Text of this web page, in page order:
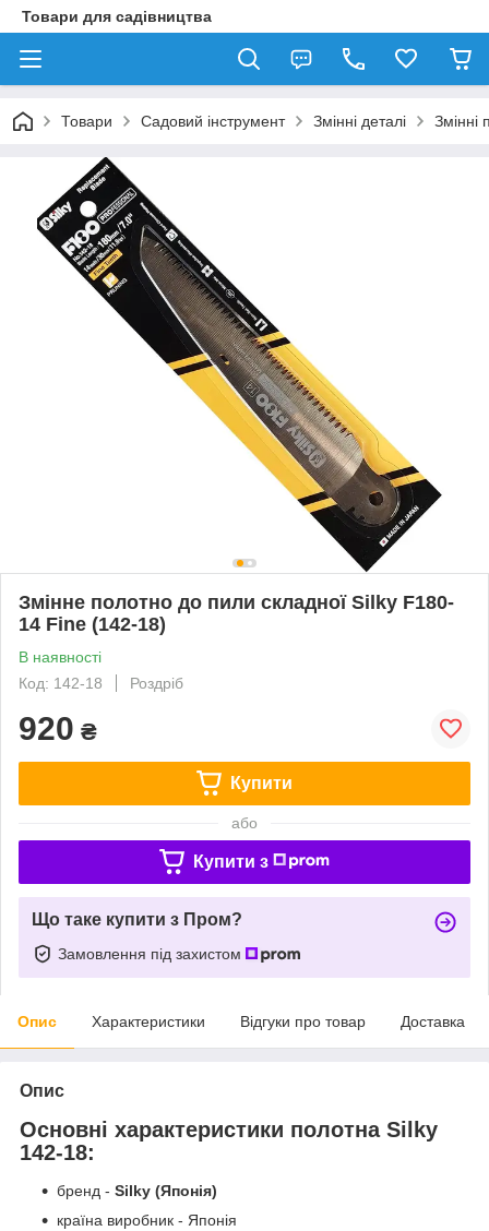
Товари для садівництва
Товари Садовий інструмент Змінні деталі Змінні
Змінне полотно до пили складної Silky F180-
14 Fine (142-18)
В наявності
Код: 142-18
Роздріб
920 ₴
Купити
або
Купити з
Що таке купити з Пром?
Замовлення під захистом
Опис Характеристики Відгуки про товар Доставка
Опис
Основні характеристики полотна Silky
142-18:
бренд - Silky (Японія)
країна виробник - Японія